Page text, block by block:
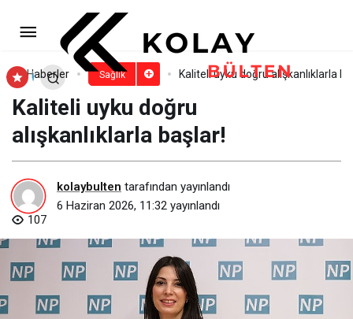
Haberler Sağlık Kaliteli uyku doğru alışkanlıklarla
Kaliteli uyku doğru
alışkanlıklarla başlar!
kolaybulten tarafından yayınlandı
6 Haziran 2026, 11:32 yayınlandı
107
Diyetisyenler sağlıklı toplumun
inşasında kilit rol üstleniyor
Yorum Yap Paylaş